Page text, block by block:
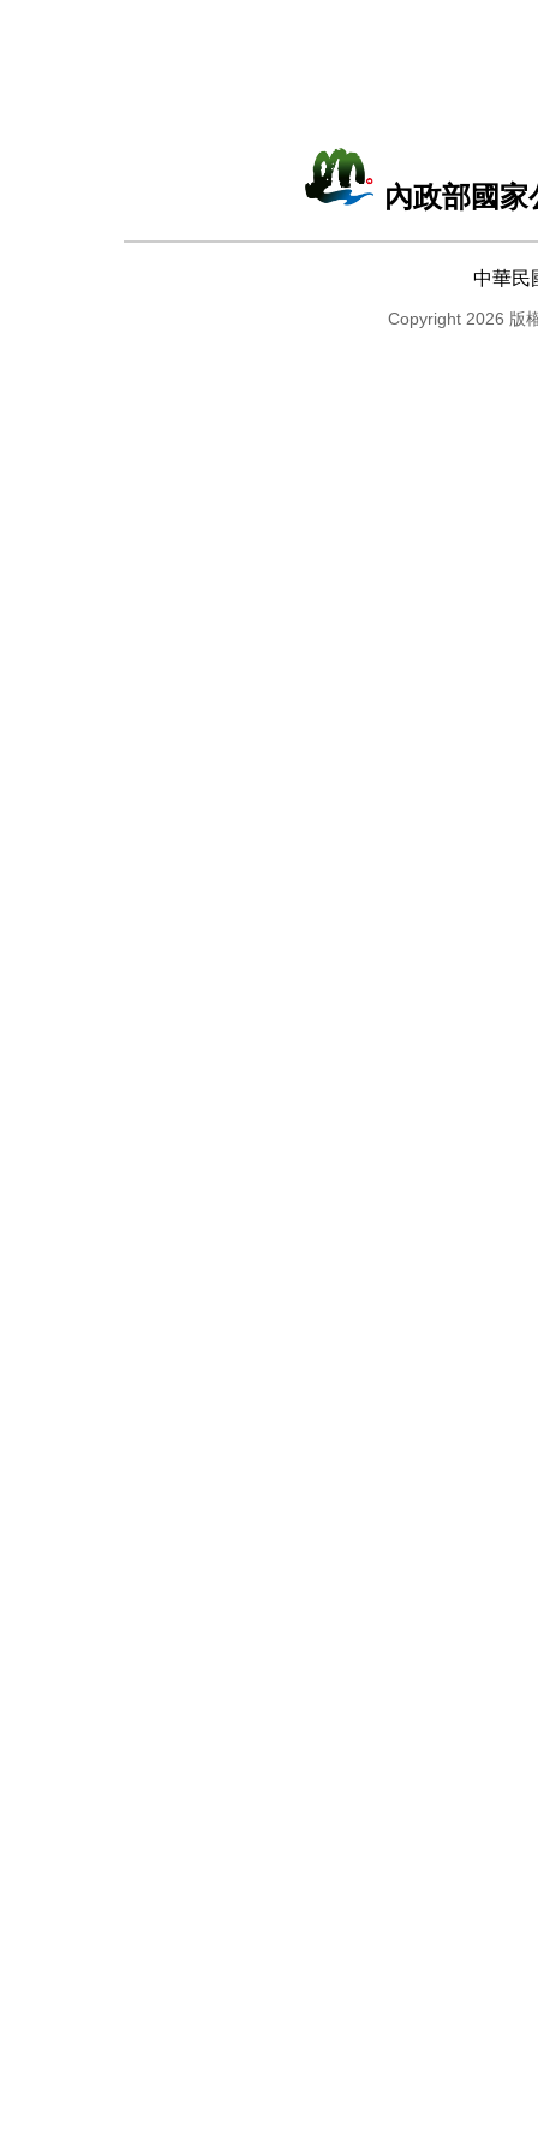
內政部國
中華民
Copyright 2026 版